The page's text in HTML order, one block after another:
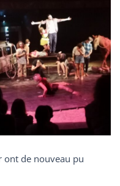
ont de nouveau pu